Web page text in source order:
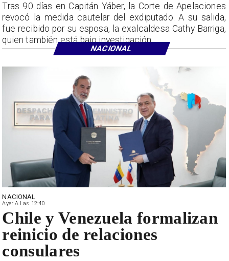
NACIONAL
Ayer A Las 12:40
Chile y Venezuela formalizan
reinicio de relaciones
consulares
Tras 90 días en Capitán Yáber, la Corte de Apelaciones
revocó la medida cautelar del exdiputado. A su salida,
fue recibido por su esposa, la exalcaldesa Cathy Barriga,
quien también está bajo investigación.
NACIONAL